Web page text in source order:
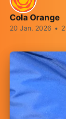
Cola Orange
20 Jan. 2026 •